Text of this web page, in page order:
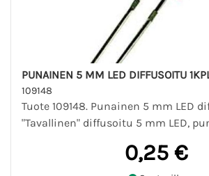
PUNAINEN 5 MM LED DIFFUSOITU
109148
Tuote 109148. Punainen 5 mm LED
"Tavallinen" diffusoitu 5 mm LED,
0,25 €